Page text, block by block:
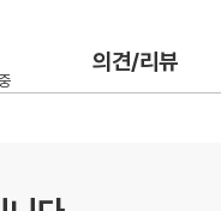
의견/리뷰